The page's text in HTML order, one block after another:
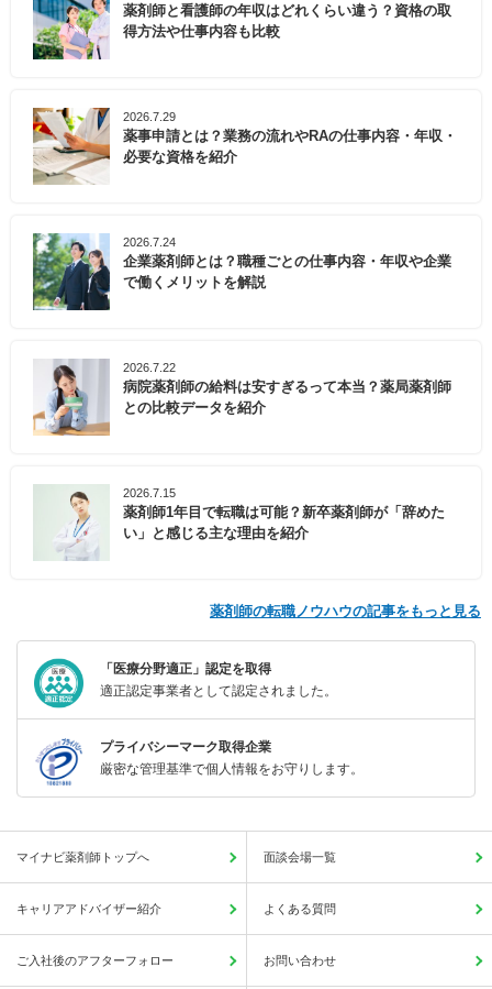
薬剤師と看護師の年収はどれくらい違う？資格の取
得方法や仕事内容も比較
2026.7.29
薬事申請とは？業務の流れやRAの仕事内容・年収・
必要な資格を紹介
2026.7.24
企業薬剤師とは？職種ごとの仕事内容・年収や企業
で働くメリットを解説
2026.7.22
病院薬剤師の給料は安すぎるって本当？薬局薬剤師
との比較データを紹介
2026.7.15
薬剤師1年目で転職は可能？新卒薬剤師が「辞めた
い」と感じる主な理由を紹介
薬剤師の転職ノウハウの記事をもっと見る
「医療分野適正」認定を取得
適正認定事業者として認定されました。
プライバシーマーク取得企業
厳密な管理基準で個人情報をお守りします。
マイナビ薬剤師トップへ 面談会場一覧
キャリアアドバイザー紹介 よくある質問
ご入社後のアフターフォロー お問い合わせ